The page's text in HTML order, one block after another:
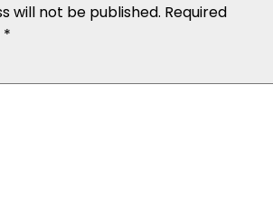
will not be published. Required
*